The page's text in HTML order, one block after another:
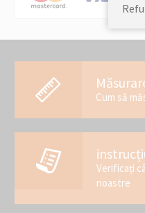
Cum să
Verificați
noastre